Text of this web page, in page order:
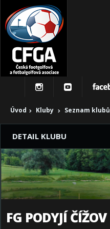
Úvod Kluby Seznam klubů
DETAIL KLUBU
FG PODYJÍ ČÍŽOV